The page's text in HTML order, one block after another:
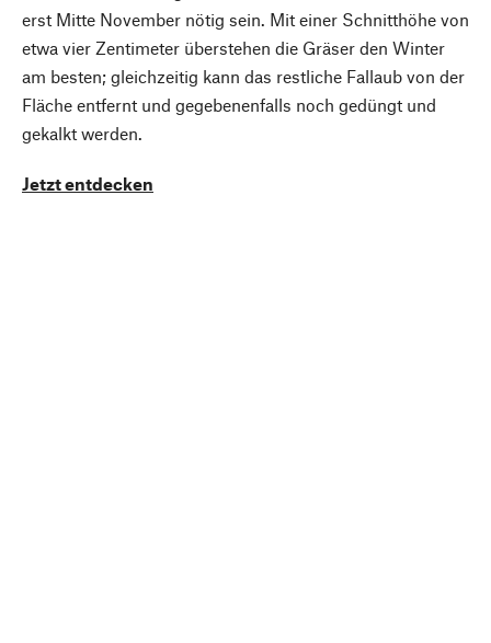
erst Mitte November nötig sein. Mit einer Schnitthöhe von
etwa vier Zentimeter überstehen die Gräser den Winter
am besten; gleichzeitig kann das restliche Fallaub von der
Fläche entfernt und gegebenenfalls noch gedüngt und
gekalkt werden.
Jetzt entdecken